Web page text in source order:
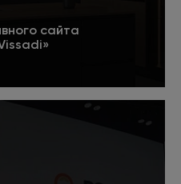
сайта